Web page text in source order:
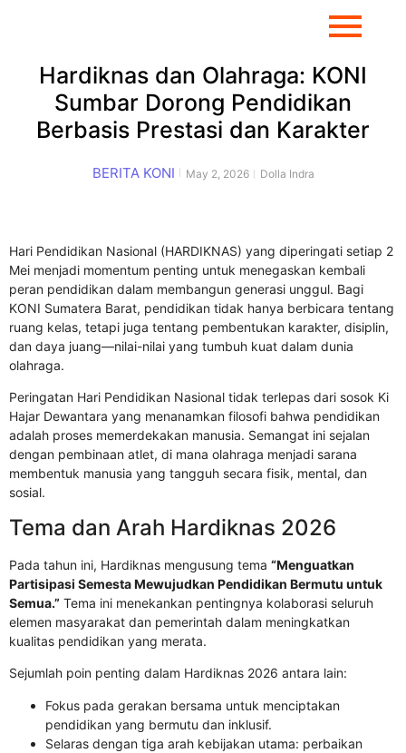
Hardiknas dan Olahraga: KONI
Sumbar Dorong Pendidikan
Berbasis Prestasi dan Karakter
BERITA KONI May 2, 2026 Dolla Indra
Hari Pendidikan Nasional (HARDIKNAS) yang diperingati setiap 2
Mei menjadi momentum penting untuk menegaskan kembali
peran pendidikan dalam membangun generasi unggul. Bagi
KONI Sumatera Barat, pendidikan tidak hanya berbicara tentang
ruang kelas, tetapi juga tentang pembentukan karakter, disiplin,
dan daya juang—nilai-nilai yang tumbuh kuat dalam dunia
olahraga.
Peringatan Hari Pendidikan Nasional tidak terlepas dari sosok Ki
Hajar Dewantara yang menanamkan filosofi bahwa pendidikan
adalah proses memerdekakan manusia. Semangat ini sejalan
dengan pembinaan atlet, di mana olahraga menjadi sarana
membentuk manusia yang tangguh secara fisik, mental, dan
sosial.
Tema dan Arah Hardiknas 2026
Pada tahun ini, Hardiknas mengusung tema “Menguatkan
Partisipasi Semesta Mewujudkan Pendidikan Bermutu untuk
Semua.” Tema ini menekankan pentingnya kolaborasi seluruh
elemen masyarakat dan pemerintah dalam meningkatkan
kualitas pendidikan yang merata.
Sejumlah poin penting dalam Hardiknas 2026 antara lain:
Fokus pada gerakan bersama untuk menciptakan
pendidikan yang bermutu dan inklusif.
Selaras dengan tiga arah kebijakan utama: perbaikan